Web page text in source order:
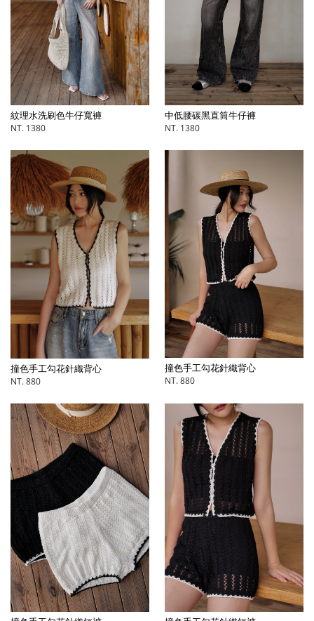
紋理水洗刷色牛仔寬褲
NT. 1380
中低腰碳黑直筒牛仔褲
NT. 1380
撞色手工勾花針織背心
NT. 880
撞色手工勾花針織背心
NT. 880